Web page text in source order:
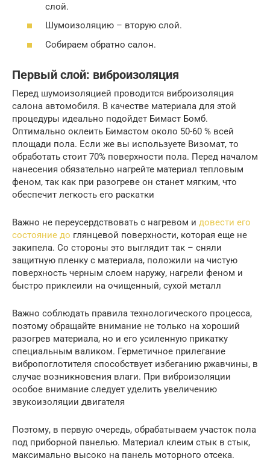
слой.
Шумоизоляцию – вторую слой.
Собираем обратно салон.
Первый слой: виброизоляция
Перед шумоизоляцией проводится виброизоляция
салона автомобиля. В качестве материала для этой
процедуры идеально подойдет Бимаст Бомб.
Оптимально оклеить Бимастом около 50-60 % всей
площади пола. Если же вы используете Визомат, то
обработать стоит 70% поверхности пола. Перед началом
нанесения обязательно нагрейте материал тепловым
феном, так как при разогреве он станет мягким, что
обеспечит легкость его раскатки
Важно не переусердствовать с нагревом и довести его
состояние до глянцевой поверхности, которая еще не
закипела. Со стороны это выглядит так – сняли
защитную пленку с материала, положили на чистую
поверхность черным слоем наружу, нагрели феном и
быстро приклеили на очищенный, сухой металл
Важно соблюдать правила технологического процесса,
поэтому обращайте внимание не только на хороший
разогрев материала, но и его усиленную прикатку
специальным валиком. Герметичное прилегание
вибропоглотителя способствует избеганию ржавчины, в
случае возникновения влаги. При виброизоляции
особое внимание следует уделить увеличению
звукоизоляции двигателя
Поэтому, в первую очередь, обрабатываем участок пола
под приборной панелью. Материал клеим стык в стык,
максимально высоко на панель моторного отсека.